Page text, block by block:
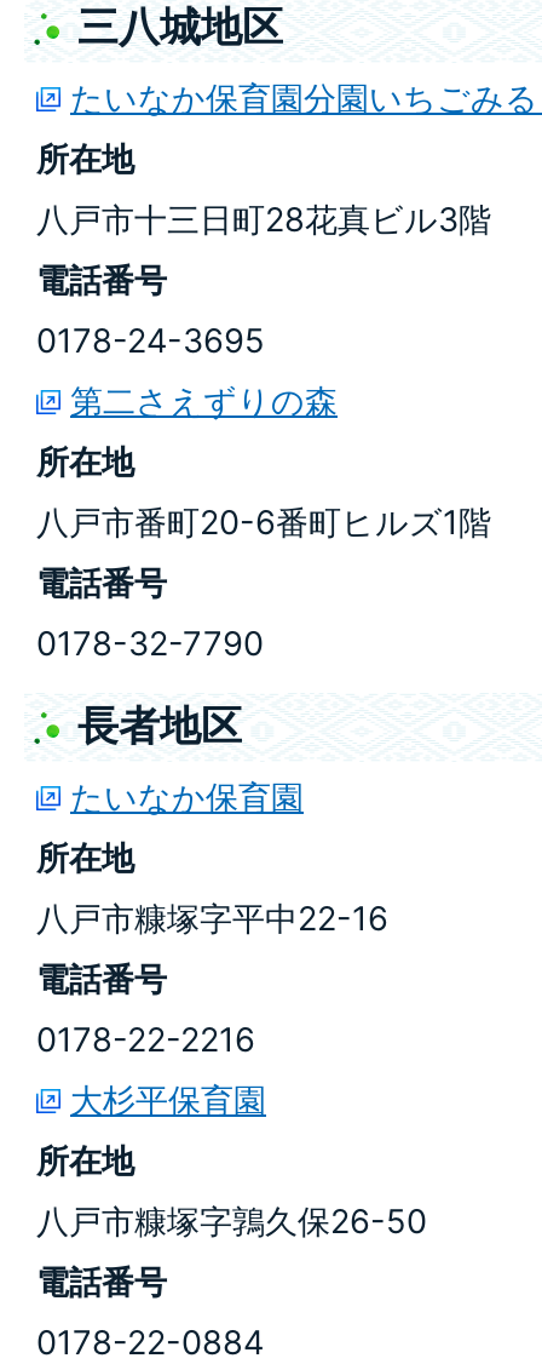
三八城地区
たいなか保育園分園いちごみ
所在地
八戸市十三日町28花真ビル3階
電話番号
0178-24-3695
第二さえずりの森
所在地
八戸市番町20-6番町ヒルズ1階
電話番号
0178-32-7790
長者地区
たいなか保育園
所在地
八戸市糠塚字平中22-16
電話番号
0178-22-2216
大杉平保育園
所在地
八戸市糠塚字鶉久保26-50
電話番号
0178-22-0884